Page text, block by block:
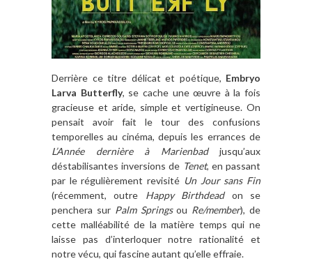
Derrière ce titre délicat et poétique, Embryo
Larva Butterfly, se cache une œuvre à la fois
gracieuse et aride, simple et vertigineuse. On
pensait avoir fait le tour des confusions
temporelles au cinéma, depuis les errances de
L’Année dernière à Marienbadjusqu’aux
déstabilisantes inversions de Tenet, en passant
par le régulièrement revisité Un Jour sans Fin
(récemment, outre Happy Birthdeadon se
penchera sur Palm Springsou Re/member), de
cette malléabilité de la matière temps qui ne
laisse pas d’interloquer notre rationalité et
notre vécu, qui fascine autant qu’elle effraie.